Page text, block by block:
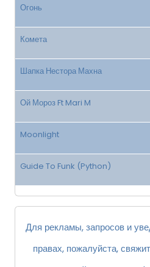
Огонь
Комета
Шапка Нестора Махна
Ой Мороз Ft Mari M
Moonlight
Guide To Funk (Python)
Для рекламы, запросов и
правах, пожалуйста,